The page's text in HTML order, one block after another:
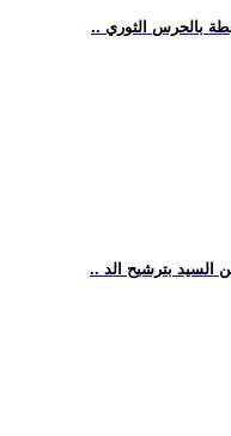
بالحرس الثوري
السيد بترشيح الد